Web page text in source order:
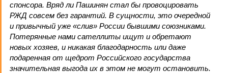
спонсора. Вряд ли Пашинян стал бы провоцировать
РЖД совсем без гарантий. В сущности, это очередной
и привычный уже «слив» России бывшими союзниками.
Потерянные нами сателлиты ищут и обретают
новых хозяев, и никакая благодарность или даже
подаренная от щедрот Российского государства
значительная выгода их в этом не могут остановить.